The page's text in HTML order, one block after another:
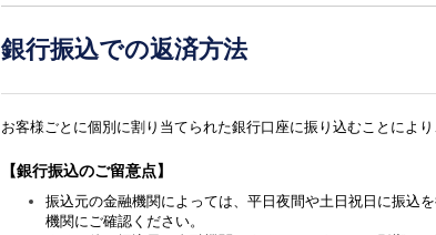
銀行振込での返済方法
お客様ごとに個別に割り当てられた銀行口座に振り込むことによ
【銀行振込のご留意点】
振込元の金融機関によっては、平日夜間や土日祝日に振込
機関にご確認ください。